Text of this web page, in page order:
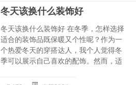
冬天该换什么装饰好
冬天该换什么装饰好 在冬季，怎样选择
适合的装饰品既保暖又个性呢？作为一
个热爱冬天的穿搭达人，我个人觉得冬
季可以展示自己喜欢的配饰。然而，适